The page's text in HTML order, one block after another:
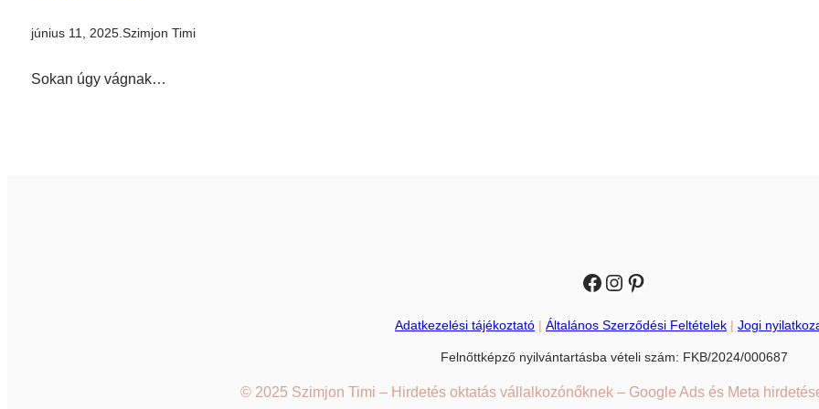
június 11, 2025 Szimjon Timi
Sokan úgy vágnak…
Facebook Instagram Pinterest
Adatkezelési tájékoztató | Általános Szerződési Feltételek | Jogi
Felnőttképző nyilvántartásba vételi szám: FKB/2024/000687
© 2025 Szimjon Timi – Hirdetés oktatás vállalkozónőknek – Google Ads és Meta